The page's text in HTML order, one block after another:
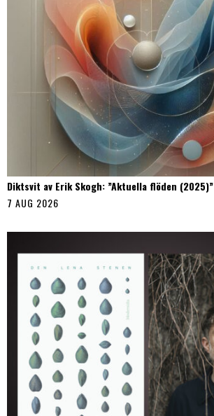
Diktsvit av Erik Skogh: ”Aktuella flöden (2025)”
7 AUG 2026